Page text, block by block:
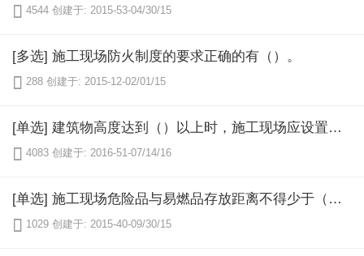
 4544 创建于: 2015-53-04/30/15
[多选] 施工现场防火制度的要求正确的有（）。
 288 创建于: 2015-12-02/01/15
[单选] 建筑物高度达到（）以上时，施工现场应设置高压水泵。
 4083 创建于: 2016-51-07/14/16
[单选] 施工现场危险品与易燃品存放距离不得少于（）。
 1029 创建于: 2015-40-09/30/15